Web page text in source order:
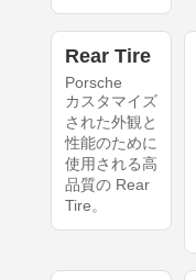
Rear Tire
Porsche
カスタマイズ
された外観と
性能のために
使用される高
品質の Rear
Tire。